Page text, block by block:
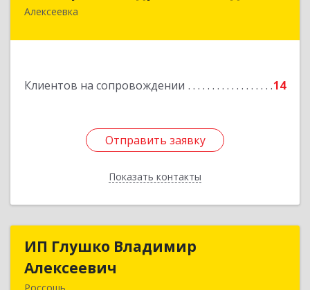
Алексеевка
Клиентов на сопровождении 14
Отправить заявку
Показать контакты
309850, Белгородская обл, Алексеевский р-н,
Отправить заявку
Назад
ИП Глушко Владимир
Алексеевич
ИП Глушко Владимир